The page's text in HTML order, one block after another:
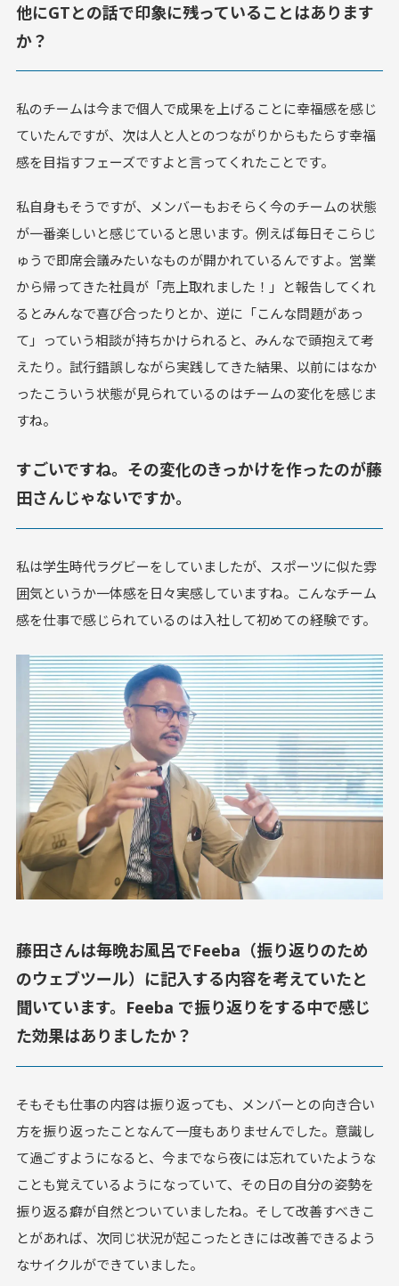
他にGTとの話で印象に残っていることはあります
か？
私のチームは今まで個人で成果を上げることに幸福感を感じ
ていたんですが、次は人と人とのつながりからもたらす幸福
感を目指すフェーズですよと言ってくれたことです。
私自身もそうですが、メンバーもおそらく今のチームの状態
が一番楽しいと感じていると思います。例えば毎日そこらじ
ゅうで即席会議みたいなものが開かれているんですよ。営業
から帰ってきた社員が「売上取れました！」と報告してくれ
るとみんなで喜び合ったりとか、逆に「こんな問題があっ
て」っていう相談が持ちかけられると、みんなで頭抱えて考
えたり。試行錯誤しながら実践してきた結果、以前にはなか
ったこういう状態が見られているのはチームの変化を感じま
すね。
すごいですね。その変化のきっかけを作ったのが藤
田さんじゃないですか。
私は学生時代ラグビーをしていましたが、スポーツに似た雰
囲気というか一体感を日々実感していますね。こんなチーム
感を仕事で感じられているのは入社して初めての経験です。
藤田さんは毎晩お風呂でFeeba（振り返りのため
のウェブツール）に記入する内容を考えていたと
聞いています。Feeba で振り返りをする中で感じ
た効果はありましたか？
そもそも仕事の内容は振り返っても、メンバーとの向き合い
方を振り返ったことなんて一度もありませんでした。意識し
て過ごすようになると、今までなら夜には忘れていたような
ことも覚えているようになっていて、その日の自分の姿勢を
振り返る癖が自然とついていましたね。そして改善すべきこ
とがあれば、次同じ状況が起こったときには改善できるよう
なサイクルができていました。